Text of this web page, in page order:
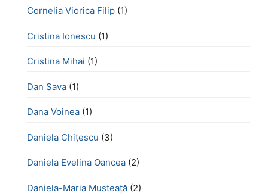
Cornelia Viorica Filip (1)
Cristina Ionescu (1)
Cristina Mihai (1)
Dan Sava (1)
Dana Voinea (1)
Daniela Chițescu (3)
Daniela Evelina Oancea (2)
Daniela-Maria Musteață (2)